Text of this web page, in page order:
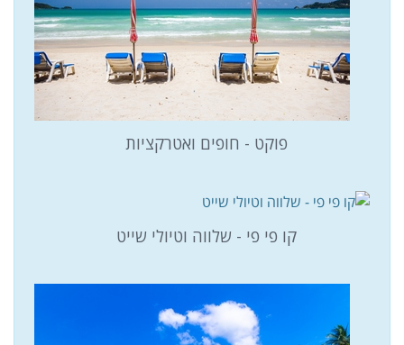
פוקט - חופים ואטרקציות
קו פי פי - שלווה וטיולי שייט